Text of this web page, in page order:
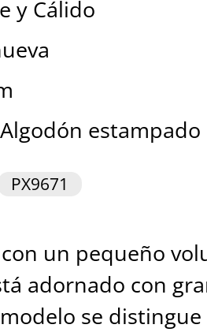
y Cálido
estampado
PX9671
un pequeño
adornado con
se